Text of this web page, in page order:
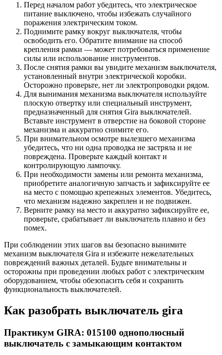
Перед началом работ убедитесь, что электрическое
питание выключено, чтобы избежать случайного
поражения электрическим током.
Поднимите рамку вокруг выключателя, чтобы
освободить его. Обратите внимание на способ
крепления рамки — может потребоваться применение
силы или использование инструментов.
После снятия рамки вы увидите механизм выключателя,
установленный внутри электрической коробки.
Осторожно проверьте, нет ли электропроводки рядом.
Для вынимания механизма выключателя используйте
плоскую отвертку или специальный инструмент,
предназначенный для снятия Gira выключателей.
Вставьте инструмент в отверстие на боковой стороне
механизма и аккуратно снимите его.
При внимательном осмотре вылезшего механизма
убедитесь, что ни одна проводка не застряла и не
повреждена. Проверьте каждый контакт и
контролирующую лампочку.
При необходимости замены или ремонта механизма,
приобретите аналогичную запчасть и зафиксируйте ее
на место с помощью крепежных элементов. Убедитесь,
что механизм надежно закреплен и не подвижен.
Верните рамку на место и аккуратно зафиксируйте ее,
проверьте, срабатывает ли выключатель плавно и без
помех.
При соблюдении этих шагов вы безопасно вынимите
механизм выключателя Gira и избежите нежелательных
повреждений важных деталей. Будьте внимательны и
осторожны при проведении любых работ с электрическим
оборудованием, чтобы обезопасить себя и сохранить
функциональность выключателей.
Как разобрать выключатель gira
Практикум GIRA: 015100 однополюсный
выключатель с замыкающим контактом